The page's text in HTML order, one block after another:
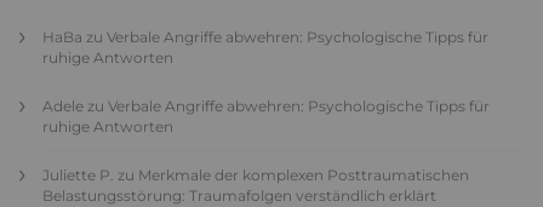
HaBa zu Verbale Angriffe abwehren: Psychologische Tipps für
ruhige Antworten
Adele zu Verbale Angriffe abwehren: Psychologische Tipps für
ruhige Antworten
Juliette P. zu Merkmale der komplexen Posttraumatischen
Belastungsstörung: Traumafolgen verständlich erklärt